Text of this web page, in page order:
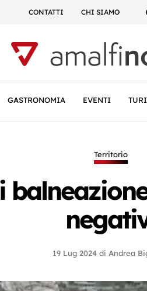
CONTATTI CHI SIAMO
GASTRONOMIA EVENTI
Territorio
19 Lug 2024 di Andrea